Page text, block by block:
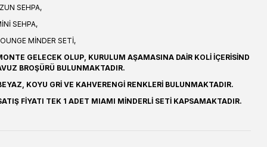
SEHPA,
SEHPA,
MİNDER SETİ,
GELECEK OLUP, KURULUM AŞAMASINA DAİR KOLİ İÇERİSİND
BROŞÜRÜ BULUNMAKTADIR.
KOYU GRİ VE KAHVERENGİ RENKLERİ BULUNMAKTADIR.
FİYATI TEK 1 ADET MIAMI MİNDERLİ SETİ KAPSAMAKTADIR.